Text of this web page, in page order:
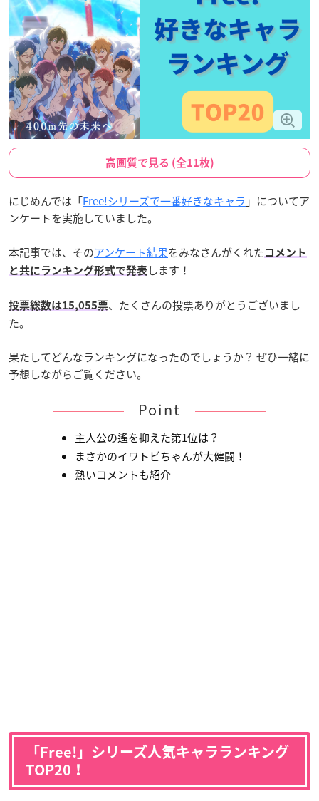
高画質で見る (全11枚)
にじめんでは「Free!シリーズで一番好きなキャラ 」についてア
ンケートを実施していました。
本記事では、そのアンケート結果をみなさんがくれた コメント
と共にランキング形式で発表 します！
投票総数は15,055票、たくさんの投票ありがとうございまし
た。
果たしてどんなランキングになったのでしょうか？ ぜひ一緒に
予想しながらご覧ください。
Point
主人公の遙を抑えた第1位は？
まさかのイワトビちゃんが大健闘！
熱いコメントも紹介
「Free!」シリーズ人気キャラランキング
TOP20！